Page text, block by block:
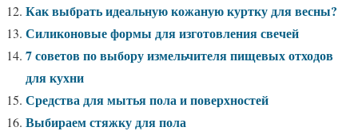
Как выбрать идеальную кожаную куртку для весны?
Силиконовые формы для изготовления свечей
7 советов по выбору измельчителя пищевых отходов
для кухни
Средства для мытья пола и поверхностей
Выбираем стяжку для пола